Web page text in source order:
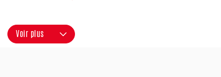
Voir plus